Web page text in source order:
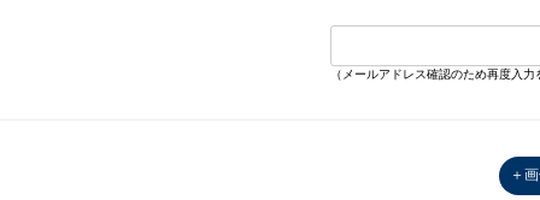
（メールアドレス確認のため再度入
＋